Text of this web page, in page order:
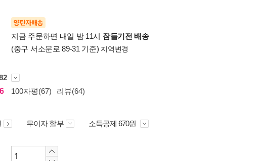
양탄자배송
지금 주문하면 내일 밤 11시 잠들기전 배송
(중구 서소문로 89-31 기준) 지역변경
100자평(67) 리뷰(64)
무이자 할부 소득공제 670원